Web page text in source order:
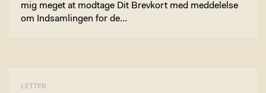
mig meget at modtage Dit Brevkort med meddelelse
om Indsamlingen for de…
LETTER